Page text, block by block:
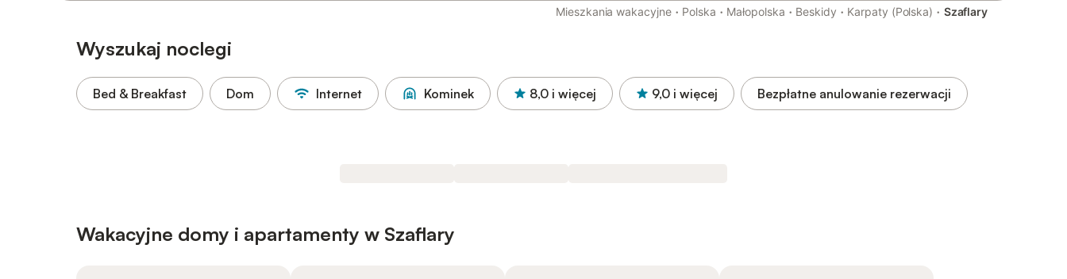
Mieszkania wakacyjne · Polska · Małopolska · Beskidy · Karpaty (Polska) · Szaflary
Wyszukaj noclegi
Bed & Breakfast Dom Internet Kominek 8,0 i więcej 9,0 i więcej Bezpłatne anulowanie rezerwacji
Wakacyjne domy i apartamenty w Szaflary